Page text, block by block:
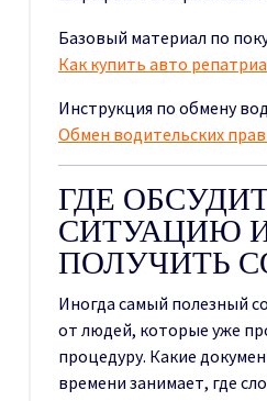
Базовый материал по
Как купить авто
Инструкция по обмену
Обмен водительских
ГДЕ
СИТУАЦИЮ
ПОЛУЧИТЬ
Иногда самый полезный
от людей, которые уже
процедуру. Какие
времени занимает, где